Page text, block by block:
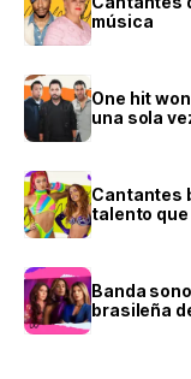
música
One hit
una sola
Cantantes
talento
Banda
brasileña